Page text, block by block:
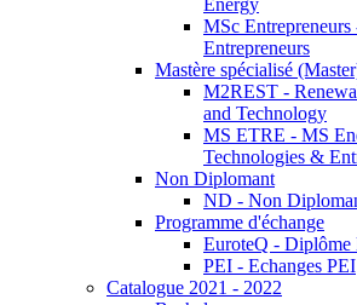
Energy
MSc
Entrepreneurs
Mastère spécialisé
M2REST -
and Technology
MS ETRE - MS
Technologies &
Non Diplomant
ND - Non
Programme d'échange
EuroteQ - Diplôme
PEI - Echanges PEI
Catalogue 2021 - 2022